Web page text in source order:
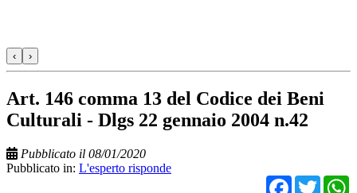
‹ ›
Art. 146 comma 13 del Codice dei Beni
Culturali - Dlgs 22 gennaio 2004 n.42
Pubblicato il 08/01/2020
Pubblicato in: L'esperto risponde